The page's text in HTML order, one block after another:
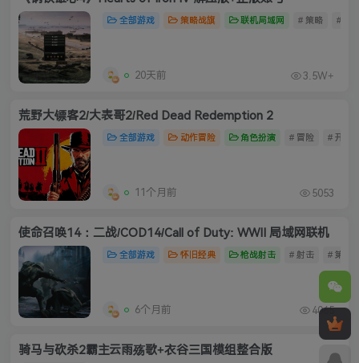
全部游戏 策略战旗 联机局域网 # 策略 # 单
20天前 3.5W+
荒野大镖客2/大表哥2/Red Dead Redemption 2
全部游戏 动作冒险 角色扮演 # 冒险 # 开放
11个月前 5053
使命召唤14：二战/COD14/Call of Duty: WWII 局域网联机
全部游戏 怀旧经典 枪战射击 # 射击 # 第一
6个月前 4065
骑马与砍杀2霸主云雨殇歌+衣谷三国模组整合版